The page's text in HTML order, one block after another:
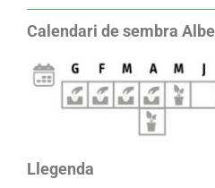
Calendari de sembra
Llegenda